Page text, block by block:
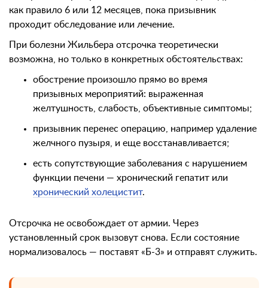
как правило 6 или 12 месяцев, пока призывник
проходит обследование или лечение.
При болезни Жильбера отсрочка теоретически
возможна, но только в конкретных обстоятельствах:
обострение произошло прямо во время
призывных мероприятий: выраженная
желтушность, слабость, объективные симптомы;
призывник перенес операцию, например удаление
желчного пузыря, и еще восстанавливается;
есть сопутствующие заболевания с нарушением
функции печени — хронический гепатит или
хронический холецистит.
Отсрочка не освобождает от армии. Через
установленный срок вызовут снова. Если состояние
нормализовалось — поставят «Б-3» и отправят служить.